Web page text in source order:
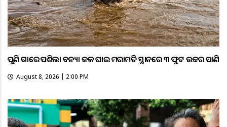
ପୁଣି ଗାଁରେ ପଶିଲା ବନ୍ୟା ଜଳ ଘାଇ ମରାମତି ସ୍ଥାନରେ ୩ ଫୁଟ ଉଚ୍ଚର ପାଣି
August 8, 2026 | 2:00 PM